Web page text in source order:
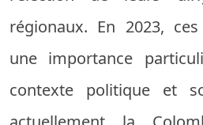
régionaux. En 2023,
une importance
contexte politique et